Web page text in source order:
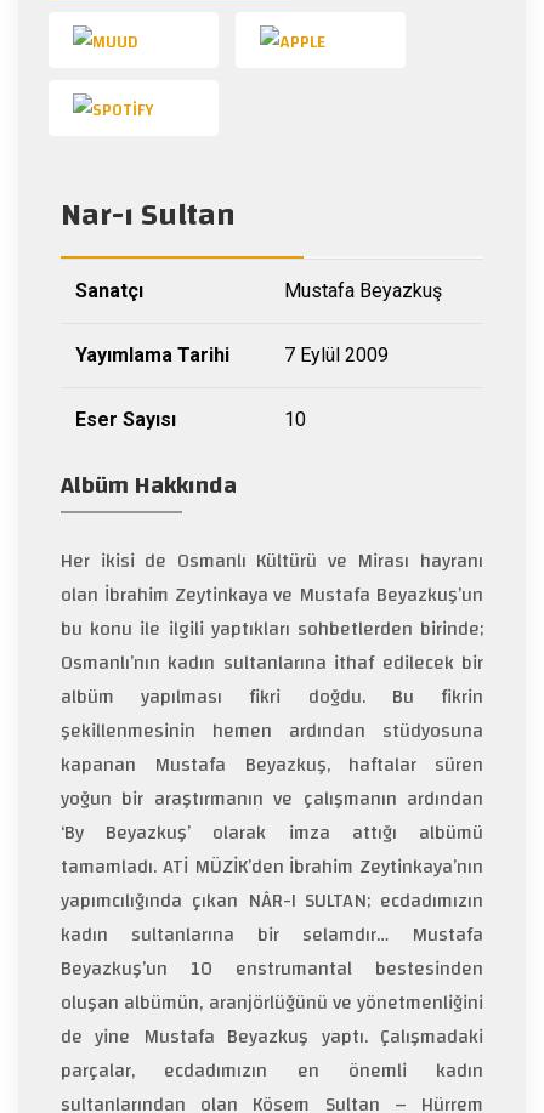
Nar-ı Sultan
Sanatçı Mustafa Beyazkuş
Yayımlama Tarihi 7 Eylül 2009
Eser Sayısı 10
Albüm Hakkında
Her ikisi de Osmanlı Kültürü ve Mirası hayranı
olan İbrahim Zeytinkaya ve Mustafa Beyazkuş’un
bu konu ile ilgili yaptıkları sohbetlerden birinde;
Osmanlı’nın kadın sultanlarına ithaf edilecek bir
albüm yapılması fikri doğdu. Bu fikrin
şekillenmesinin hemen ardından stüdyosuna
kapanan Mustafa Beyazkuş, haftalar süren
yoğun bir araştırmanın ve çalışmanın ardından
‘By Beyazkuş’ olarak imza attığı albümü
tamamladı. ATİ MÜZİK’den İbrahim Zeytinkaya’nın
yapımcılığında çıkan NÂR-I SULTAN; ecdadımızın
kadın sultanlarına bir selamdır… Mustafa
Beyazkuş’un 10 enstrumantal bestesinden
oluşan albümün, aranjörlüğünü ve yönetmenliğini
de yine Mustafa Beyazkuş yaptı. Çalışmadaki
parçalar, ecdadımızın en önemli kadın
sultanlarından olan Kösem Sultan – Hürrem